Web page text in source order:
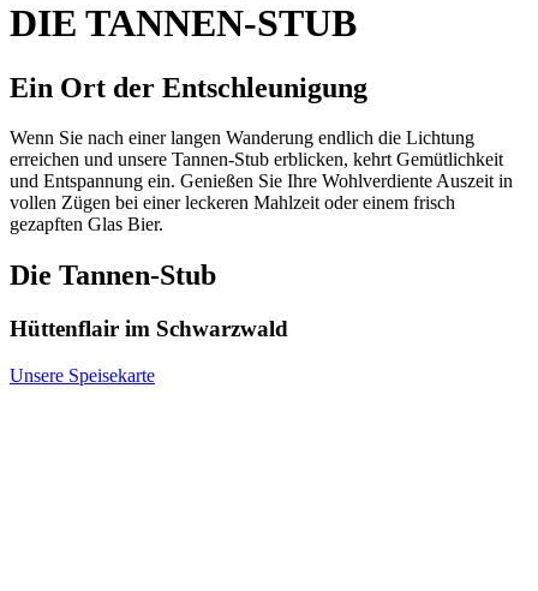
DIE TANNEN-STUB
Ein Ort der Entschleuni­gung
Wenn Sie nach einer langen Wanderung endlich die Lichtung
erreichen und unsere Tannen-Stub erblicken, kehrt Gemütlichkeit
und Entspannung ein. Genießen Sie Ihre Wohlverdiente Auszeit in
vollen Zügen bei einer leckeren Mahlzeit oder einem frisch
gezapften Glas Bier.
Die Tannen-Stub
Hüttenflair im Schwarzwald
Unsere Speisekarte